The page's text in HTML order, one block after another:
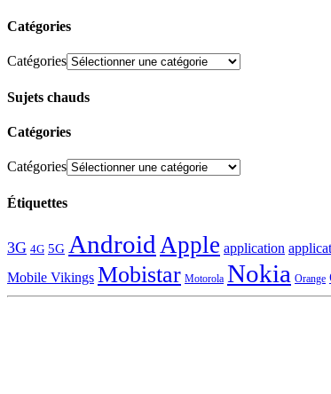
Catégories
Catégories
Sujets chauds
Catégories
Catégories
Étiquettes
3G 4G 5G Android Apple application
Mobile Vikings Mobistar Motorola Nokia Orange